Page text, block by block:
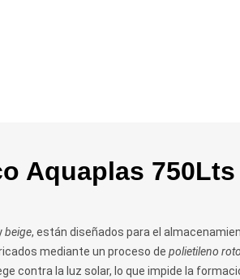
Aquaplas 750Lts
beige, están diseñados para el
mediante un proceso de polietileno
contra la luz solar, lo que impide la